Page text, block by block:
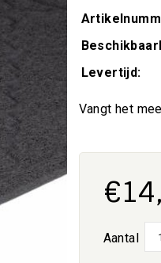
Levertijd:
Vangt het
Aantal